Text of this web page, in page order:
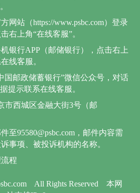
All Rights Reserved
本网
网站（https://www.psbc.com）登录
右上角“在线客服”。
银行APP（邮储银行），点击右上
线客服。
国邮政储蓄银行”微信公众号，对话
提示联系在线客服。
市西城区金融大街3号（邮
至95580@psbc.com，邮件内容需
事项、被投诉机构的名称。
程